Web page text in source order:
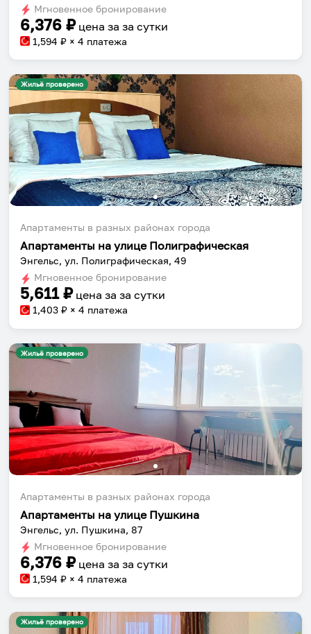
changing
dates.
changing
dates.
Мгновенное бронирование
6,376 ₽ цена за за сутки
1,594 ₽ × 4 платежа
Жильё проверено
Апартаменты в разных районах города
Апартаменты на улице Полиграфическая
Энгельс, ул. Полиграфическая, 49
Мгновенное бронирование
5,611₽ цена за за сутки
1,403 ₽ × 4 платежа
Жильё проверено
Апартаменты в разных районах города
Апартаменты на улице Пушкина
Энгельс, ул. Пушкина, 87
Мгновенное бронирование
6,376 ₽ цена за за сутки
1,594 ₽ × 4 платежа
Жильё проверено